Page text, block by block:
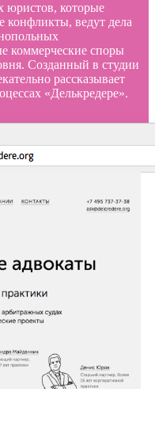
юристов, которые
ведут дела
коммерческие споры
Созданный в студии
рассказывает
«Делькредере».